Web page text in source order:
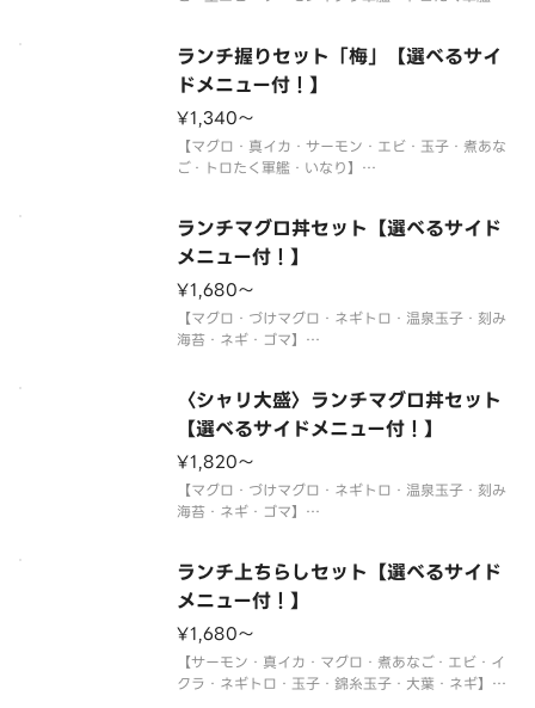
※使い捨て容器でお届けします。
※〈カップ
ランチ握りセット「梅」【選べるサイ
ドメニュー付！】
¥1,340〜
【マグロ・真イカ・サーモン・エビ・玉子・煮あな
ご・トロたく軍艦・いなり】
※使い捨て容器でお届けします。
※〈カップ赤だし（あさり）〉は
ランチマグロ丼セット【選べるサイド
メニュー付！】
¥1,680〜
【マグロ・づけマグロ・ネギトロ・温泉玉子・刻み
海苔・ネギ・ゴマ】
※年末年始・お盆期間中はランチの販売をお休みさ
せていただく場合がございます。
サイドメニューは下記よりお選びください。
〈シャリ大盛〉ランチマグロ丼セット
【選べるサイドメニュー付！】
¥1,820〜
【マグロ・づけマグロ・ネギトロ・温泉玉子・刻み
海苔・ネギ・ゴマ】
※年末年始・お盆期間中はランチの販売をお休みさ
せていただく場合がございます。
サイドメニューは下記よりお選びください。
ランチ上ちらしセット【選べるサイド
メニュー付！】
¥1,680〜
【サーモン・真イカ・マグロ・煮あなご・エビ・イ
クラ・ネギトロ・玉子・錦糸玉子・大葉・ネギ】